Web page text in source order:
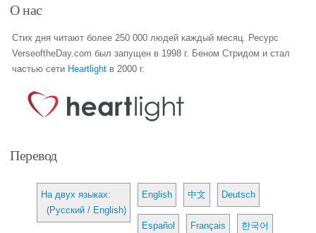
О нас
Стих дня читают более 250 000 людей каждый месяц. Ресурс
VerseoftheDay.com был запущен в 1998 г. Беном Стридом и стал
частью сети Heartlight в 2000 г.
Перевод
На двух языках:
(Русский / English)
English 中文 Deutsch
Español Français 한국어